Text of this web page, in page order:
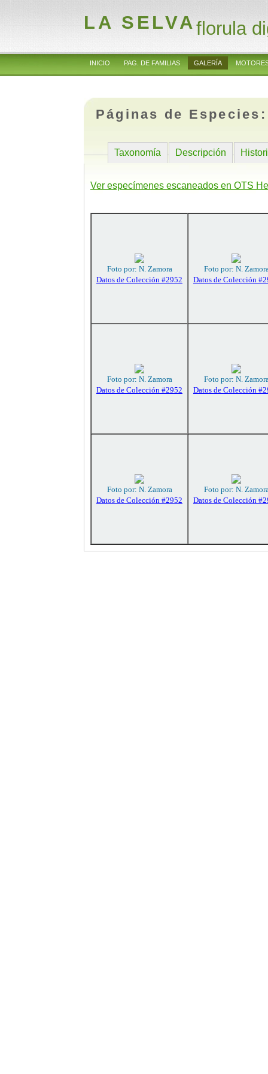
LA SELVAflorula
INICIO PAG. DE FAMILIAS GALERÍA
Páginas de
Taxonomía Descripción
Ver especímenes escaneados en OTS
Foto por: N. Zamora
Datos de Colección #2952
Foto por: N.
Datos de Colección
Foto por: N. Zamora
Datos de Colección #2952
Foto por: N.
Datos de Colección
Foto por: N. Zamora
Datos de Colección #2952
Foto por: N.
Datos de Colección